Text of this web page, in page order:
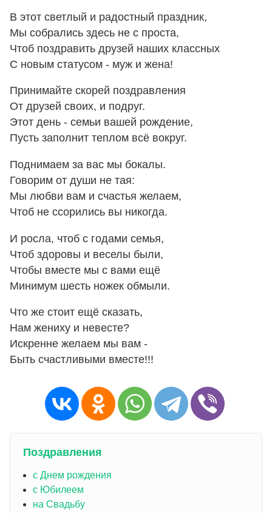
В этот светлый и радостный праздник,
Мы собрались здесь не с проста,
Чтоб поздравить друзей наших классных
С новым статусом - муж и жена!
Принимайте скорей поздравления
От друзей своих, и подруг.
Этот день - семьи вашей рождение,
Пусть заполнит теплом всё вокруг.
Поднимаем за вас мы бокалы.
Говорим от души не тая:
Мы любви вам и счастья желаем,
Чтоб не ссорились вы никогда.
И росла, чтоб с годами семья,
Чтоб здоровы и веселы были,
Чтобы вместе мы с вами ещё
Минимум шесть ножек обмыли.
Что же стоит ещё сказать,
Нам жениху и невесте?
Искренне желаем мы вам -
Быть счастливыми вместе!!!
Поздравления
с Днем рождения
с Юбилеем
на Свадьбу